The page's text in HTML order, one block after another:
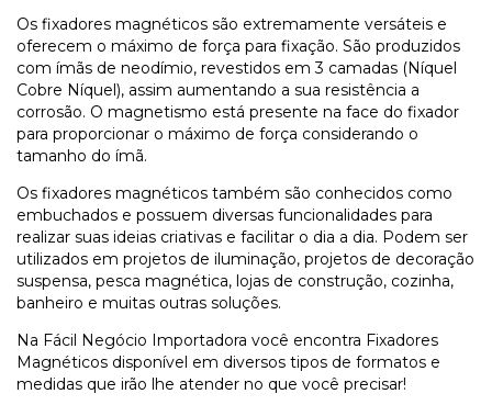
Os fixadores magnéticos são extremamente versáteis e
oferecem o máximo de força para fixação. São produzidos
com ímãs de neodímio, revestidos em 3 camadas (Níquel
Cobre Níquel), assim aumentando a sua resistência a
corrosão. O magnetismo está presente na face do fixador
para proporcionar o máximo de força considerando o
tamanho do ímã.
Os fixadores magnéticos também são conhecidos como
embuchados e possuem diversas funcionalidades para
realizar suas ideias criativas e facilitar o dia a dia. Podem ser
utilizados em projetos de iluminação, projetos de decoração
suspensa, pesca magnética, lojas de construção, cozinha,
banheiro e muitas outras soluções.
Na Fácil Negócio Importadora você encontra Fixadores
Magnéticos disponível em diversos tipos de formatos e
medidas que irão lhe atender no que você precisar!